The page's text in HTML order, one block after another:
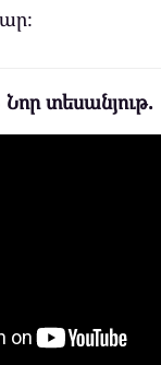
Նոր տեսանյութ.